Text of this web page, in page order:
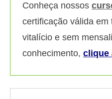
Conheça nossos
certificação válida
vitalício e sem
conhecimento, clique